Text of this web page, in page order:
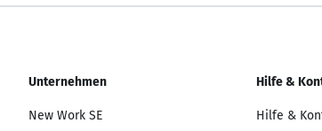
Unternehmen
New Work SE
Hilfe &
Hilfe &